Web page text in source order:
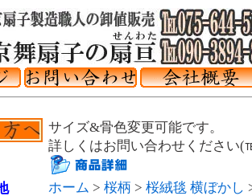
サイズ&骨色変更可能です。
詳しくはお問い合わせください
ホーム > 桜柄 > 桜絨毯 横ぼかし